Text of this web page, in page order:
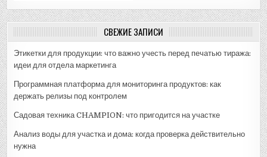
СВЕЖИЕ ЗАПИСИ
Этикетки для продукции: что важно учесть перед печатью тиража:
идеи для отдела маркетинга
Программная платформа для мониторинга продуктов: как
держать релизы под контролем
Садовая техника CHAMPION: что пригодится на участке
Анализ воды для участка и дома: когда проверка действительно
нужна